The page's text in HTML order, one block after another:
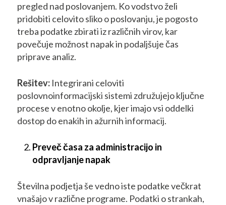
pregled nad poslovanjem. Ko vodstvo želi
pridobiti celovito sliko o poslovanju, je pogosto
treba podatke zbirati iz različnih virov, kar
povečuje možnost napak in podaljšuje čas
priprave analiz.
Rešitev: Integrirani celoviti
poslovnoinformacijski sistemi združujejo ključne
procese v enotno okolje, kjer imajo vsi oddelki
dostop do enakih in ažurnih informacij.
Preveč časa za administracijo in
odpravljanje napak
Številna podjetja še vedno iste podatke večkrat
vnašajo v različne programe. Podatki o strankah,